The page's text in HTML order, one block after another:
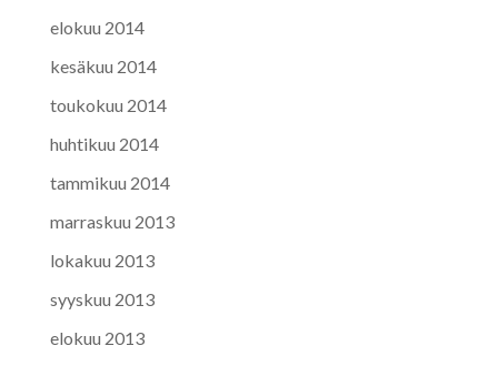
elokuu 2014
kesäkuu 2014
toukokuu 2014
huhtikuu 2014
tammikuu 2014
marraskuu 2013
lokakuu 2013
syyskuu 2013
elokuu 2013